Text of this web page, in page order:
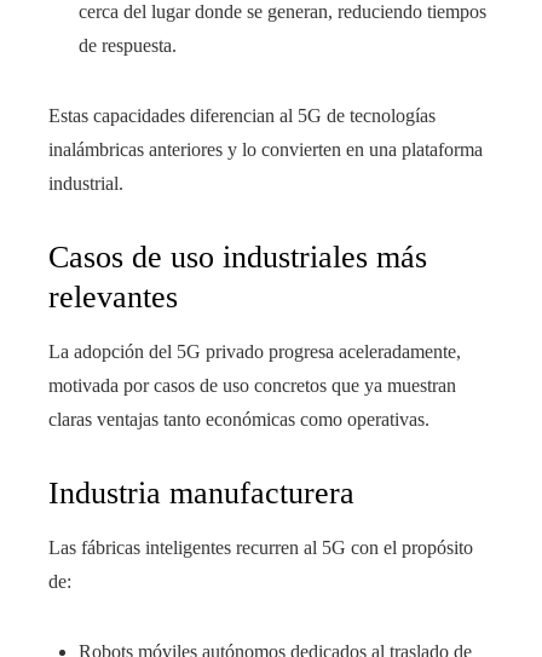
cerca del lugar donde se generan, reduciendo tiempos
de respuesta.
Estas capacidades diferencian al 5G de tecnologías
inalámbricas anteriores y lo convierten en una plataforma
industrial.
Casos de uso industriales más
relevantes
La adopción del 5G privado progresa aceleradamente,
motivada por casos de uso concretos que ya muestran
claras ventajas tanto económicas como operativas.
Industria manufacturera
Las fábricas inteligentes recurren al 5G con el propósito
de:
Robots móviles autónomos dedicados al traslado de